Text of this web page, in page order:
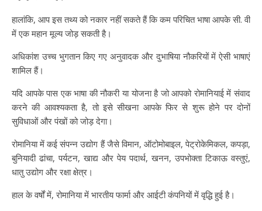
हालांकि, आप इस तथ्य को नकार नहीं सकते हैं कि कम परिचित भाषा आपके सी. वी
में एक महान मूल्य जोड़ सकती है।
अधिकांश उच्च भुगतान किए गए अनुवादक और दुभाषिया नौकरियों में ऐसी भाषाएं
शामिल हैं।
यदि आपके पास एक भाषा की नौकरी या योजना है जो आपको रोमानियाई में संवाद
करने की आवश्यकता है, तो इसे सीखना आपके फिर से शुरू होने पर दोनों
सुविधाओं और पंखों को जोड़ देगा।
रोमानिया में कई संपन्न उद्योग हैं जैसे विमान, ऑटोमोबाइल, पेट्रोकेमिकल, कपड़ा,
बुनियादी ढांचा, पर्यटन, खाद्य और पेय पदार्थ, खनन, उपभोक्ता टिकाऊ वस्तुएं,
धातु उद्योग और रक्षा क्षेत्र।
हाल के वर्षों में, रोमानिया में भारतीय फार्मा और आईटी कंपनियों में वृद्धि हुई है।